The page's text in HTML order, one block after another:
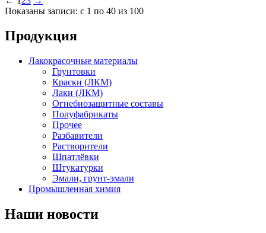
Показаны записи: с 1 по 40 из 100
Продукция
Лакокрасочные материалы
Грунтовки
Краски (ЛКМ)
Лаки (ЛКМ)
Огнебиозащитные составы
Полуфабрикаты
Прочее
Разбавители
Растворители
Шпатлёвки
Штукатурки
Эмали, грунт-эмали
Промышленная химия
Наши новости